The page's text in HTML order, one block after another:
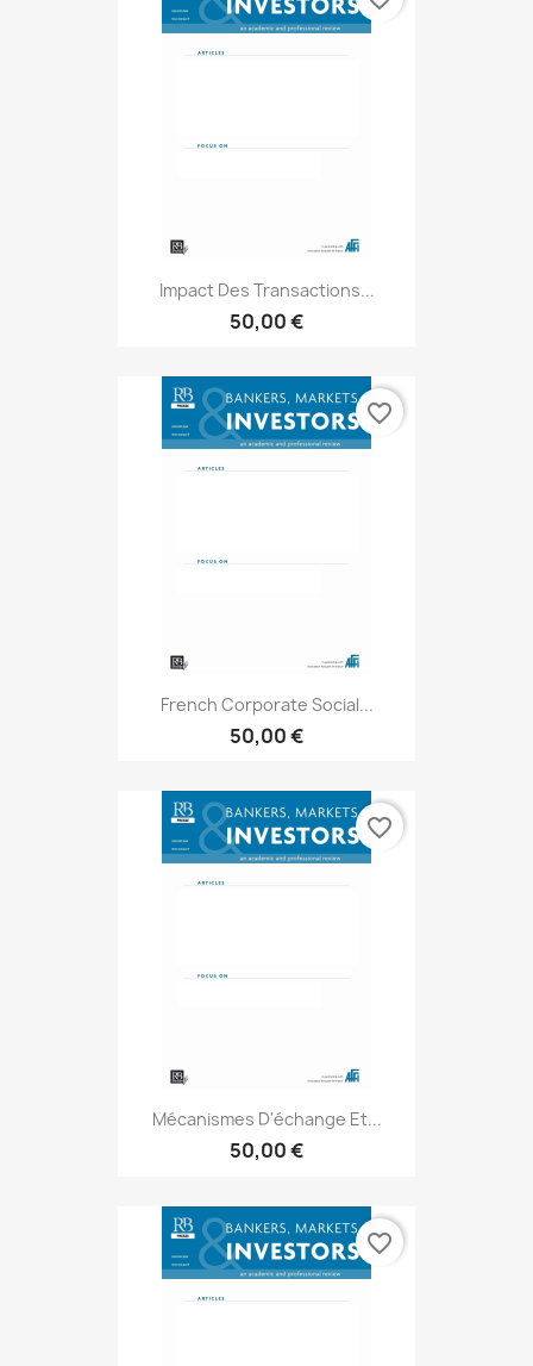
Impact Des Transactions...
50,00 €
French Corporate Social...
50,00 €
favorite_border
Mécanismes D'échange Et...
50,00 €
favorite_border
favorite_border